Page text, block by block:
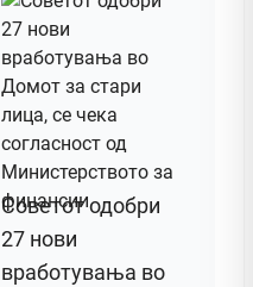
Советот одобри
27 нови
вработувања во